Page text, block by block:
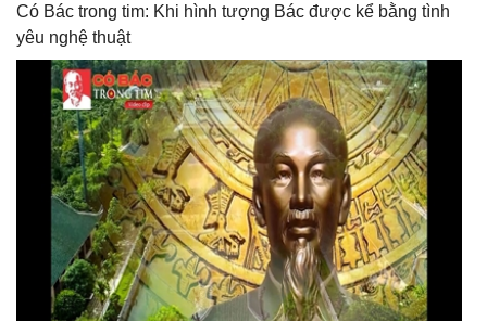
Có Bác trong tim: Khi hình tượng Bác được kể bằng tình
yêu nghệ thuật